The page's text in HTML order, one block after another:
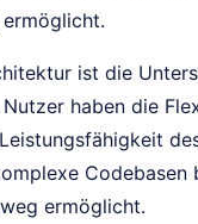
ist die
haben die
ermöglicht.